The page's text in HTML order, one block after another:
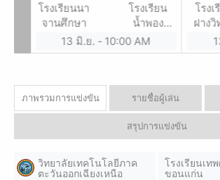
โรงเรียนนา
จานศึกษา
โรงเรียน
น้ำพอง
ศึกษา
13 มิ.ย. - 10:00 AM
โรงเ
ฝางวิ
ย
ภาพรวมการแข่งขัน รายชื่อผู้เล่น
สรุปการแข่งขัน
วิทยาลัยเทคโนโลยีภาค
ตะวันออกเฉียงเหนือ
โรงเรียนเท
ขอนแก่น